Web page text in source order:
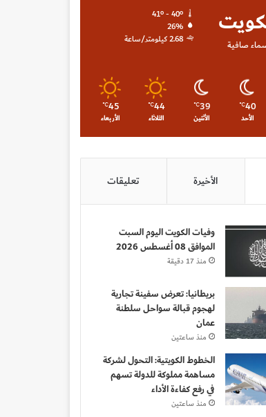
صافية
41º - 40º
26%
2.68 كيلومتر/ساعة
40
℃
الأحد
39
℃
الأثنين
44
℃
الثلاثاء
45
℃
الأربعاء
الأخيرة تعليقات
وفيات الكويت اليوم السبت
الموافق 08 أغسطس 2026
منذ 17 دقيقة
بريطانيا: تعرض سفينة تجارية
لهجوم قبالة سواحل سلطنة
عمان
منذ ساعتين
الخطوط الكويتية: التحول لشركة
مساهمة مملوكة للدولة تسهم
في رفع كفاءة الأداء
منذ ساعتين